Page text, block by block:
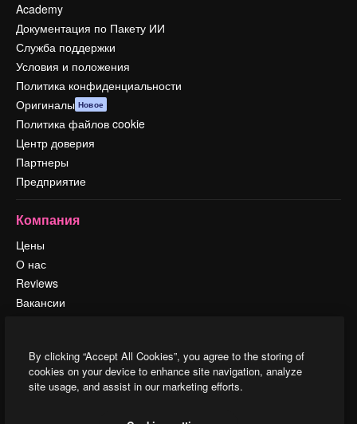
Academy
Документация по Пакету ИИ
Служба поддержки
Условия и положения
Политика конфиденциальности
Оригиналы Новое
Политика файлов cookie
Центр доверия
Партнеры
Предприятие
Компания
Цены
О нас
Reviews
Вакансии
События
Slidesgo
Продайте свой контент
By clicking “Accept All Cookies”, you agree to the storing of
cookies on your device to enhance site navigation, analyze
site usage, and assist in our marketing efforts.